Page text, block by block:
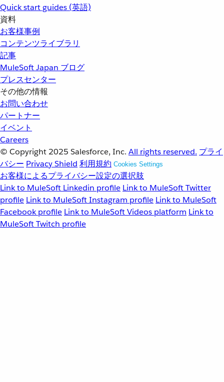
Quick start guides (英語)
資料
お客様事例
コンテンツライブラリ
記事
MuleSoft Japan ブログ
プレスセンター
その他の情報
お問い合わせ
パートナー
イベント
Careers
© Copyright 2025 Salesforce, Inc. All rights reserved. プライ
バシー Privacy Shield 利用規約 Cookies Settings
お客様によるプライバシー設定の選択肢
Link to MuleSoft Linkedin profile Link to MuleSoft Twitter
profile Link to MuleSoft Instagram profile Link to MuleSoft
Facebook profile Link to MuleSoft Videos platform Link to
MuleSoft Twitch profile